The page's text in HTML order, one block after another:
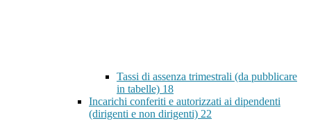
Tassi di assenza trimestrali (da pubblicare
in tabelle) 18
Incarichi conferiti e autorizzati ai dipendenti
(dirigenti e non dirigenti) 22